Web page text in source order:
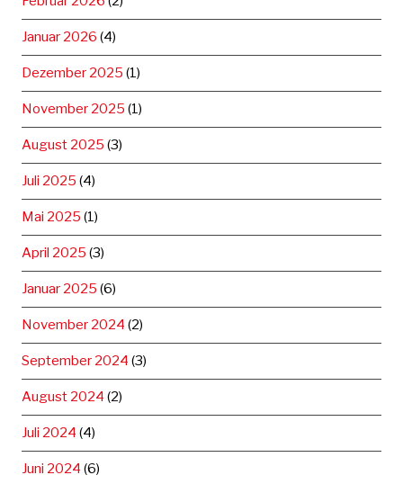
Januar 2026 (4)
Dezember 2025 (1)
November 2025 (1)
August 2025 (3)
Juli 2025 (4)
Mai 2025 (1)
April 2025 (3)
Januar 2025 (6)
November 2024 (2)
September 2024 (3)
August 2024 (2)
Juli 2024 (4)
Juni 2024 (6)